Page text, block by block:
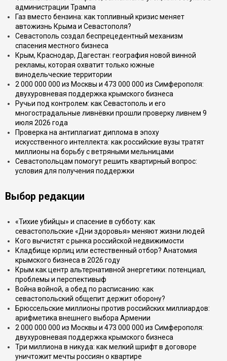
администрации Трампа
Газ вместо бензина: как топливный кризис меняет
автожизнь Крыма и Севастополя?
Севастополь создал беспрецедентный механизм
спасения местного бизнеса
Крым, Краснодар, Дагестан: география новой винной
рекламы, которая охватит только южные
винодельческие территории
2 000 000 000 из Москвы и 473 000 000 из Симферополя:
двухуровневая поддержка крымского бизнеса
Ручьи под контролем: как Севастополь и его
многострадальные ливнёвки прошли проверку ливнем 9
июля 2026 года
Проверка на антиплагиат диплома в эпоху
искусственного интеллекта: как российские вузы тратят
миллионы на борьбу с ветряными мельницами
Севастопольцам помогут решить квартирный вопрос:
условия для получения поддержки
Выбор редакции
«Тихие убийцы» и спасение в субботу: как
севастопольские «Дни здоровья» меняют жизни людей
Кого вычистят с рынка российской недвижимости
Кладбище юрлиц или естественный отбор? Анатомия
крымского бизнеса в 2026 году
Крым как центр альтернативной энергетики: потенциал,
проблемы и перспективыф
Война войной, а обед по расписанию: как
севастопольский общепит держит оборону?
Брюссельские миллионы против российских миллиардов:
арифметика внешнего выбора Армении
2 000 000 000 из Москвы и 473 000 000 из Симферополя:
двухуровневая поддержка крымского бизнеса
Три миллиона в никуда: как мелкий шрифт в договоре
уничтожит мечты россиян о квартире